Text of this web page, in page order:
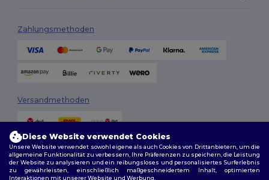
Zahlungsmethoden
Versandmethoden
Diese Website verwendet Cookies
Unsere Website verwendet sowohl eigene als auch Cookies von Drittanbietern, um die
allgemeine Funktionalität zu verbessern, Ihre Präferenzen zu speichern, die Leistung
der Website zu analysieren und ein reibungsloses und personalisiertes Surferlebnis
zu gewährleisten, einschließlich maßgeschneidertem Inhalt, optimierten
Interaktionen mit unserer Website und Werbung.